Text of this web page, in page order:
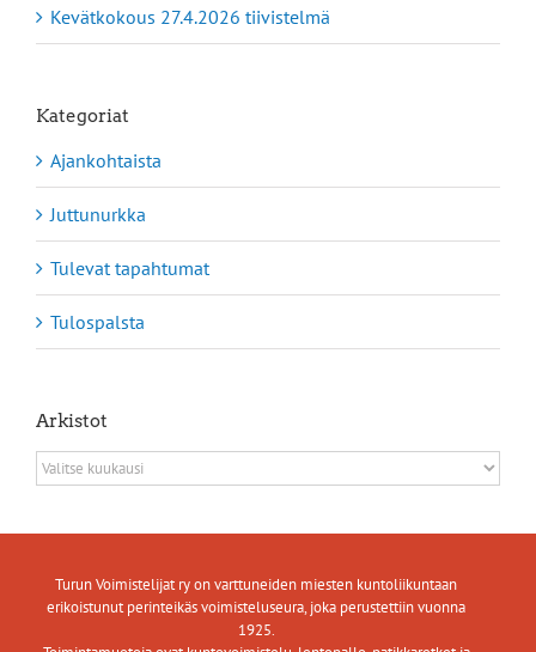
Kevätkokous 27.4.2026 tiivistelmä
Kategoriat
Ajankohtaista
Juttunurkka
Tulevat tapahtumat
Tulospalsta
Arkistot
Arkistot
Turun Voimistelijat ry on varttuneiden miesten kuntoliikuntaan
erikoistunut perinteikäs voimisteluseura, joka perustettiin vuonna
1925.